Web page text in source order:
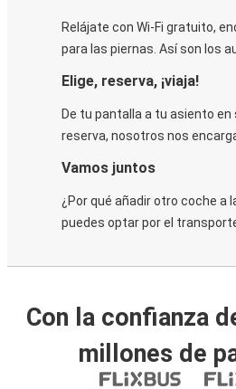
Relájate con Wi-Fi gratuito,
para las piernas. Así son los
Elige, reserva, ¡viaja!
De tu pantalla a tu asiento en
reserva, nosotros nos
Vamos juntos
¿Por qué añadir otro coche a
puedes optar por el
Con la confianza
millones de